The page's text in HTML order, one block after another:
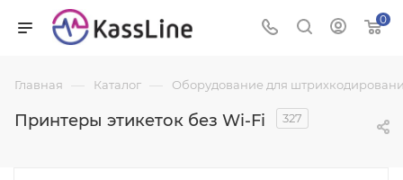
0
Главная — Каталог — Оборудование для
Принтеры этикеток без Wi-Fi 327